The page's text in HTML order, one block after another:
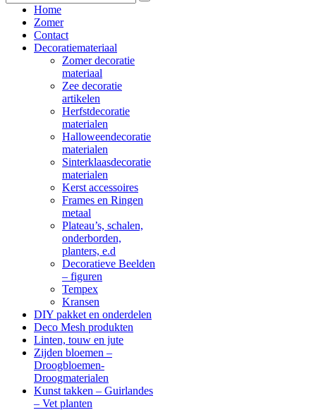
Home
Zomer
Contact
Decoratiemateriaal
Zomer decoratie
materiaal
Zee decoratie
artikelen
Herfstdecoratie
materialen
Halloweendecoratie
materialen
Sinterklaasdecoratie
materialen
Kerst accessoires
Frames en Ringen
metaal
Plateau’s, schalen,
onderborden,
planters, e.d
Decoratieve Beelden
– figuren
Tempex
Kransen
DIY pakket en onderdelen
Deco Mesh produkten
Linten, touw en jute
Zijden bloemen –
Droogbloemen-
Droogmaterialen
Kunst takken – Guirlandes
– Vet planten